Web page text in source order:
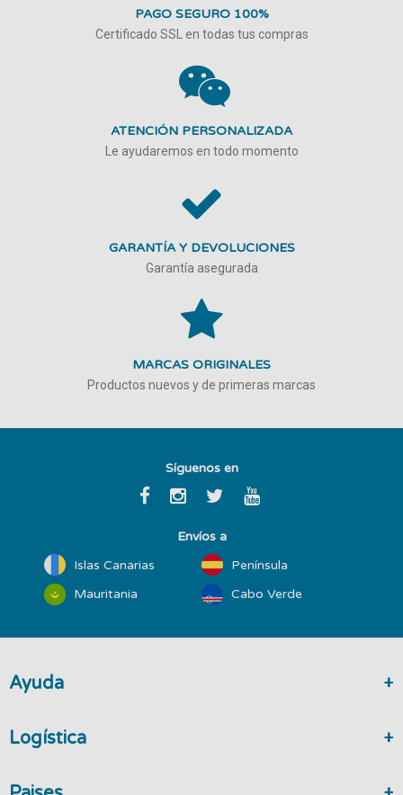
PAGO SEGURO 100%
Certificado SSL en todas tus compras
ATENCIÓN PERSONALIZADA
Le ayudaremos en todo momento
GARANTÍA Y DEVOLUCIONES
Garantía asegurada
MARCAS ORIGINALES
Productos nuevos y de primeras marcas
Síguenos en
Envíos a
Islas Canarias
Península
Mauritania
Cabo Verde
Ayuda
Logística